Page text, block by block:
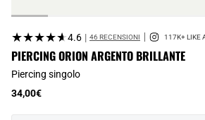
★★★★★
★★★★★4.6 | 46 RECENSIONI
PIERCING ORION ARGENTO BRILLANTE
Piercing singolo
34,00€